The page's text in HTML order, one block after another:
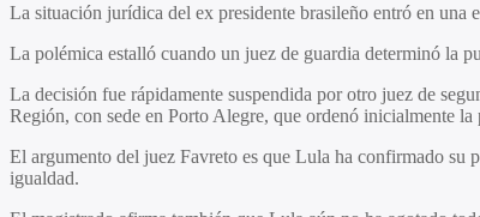
La situación jurídica del ex presidente brasileño entró en una
La polémica estalló cuando un juez de guardia determinó la
La decisión fue rápidamente suspendida por otro juez de
Región, con sede en Porto Alegre, que ordenó inicialmente
El argumento del juez Favreto es que Lula ha confirmado su
igualdad.